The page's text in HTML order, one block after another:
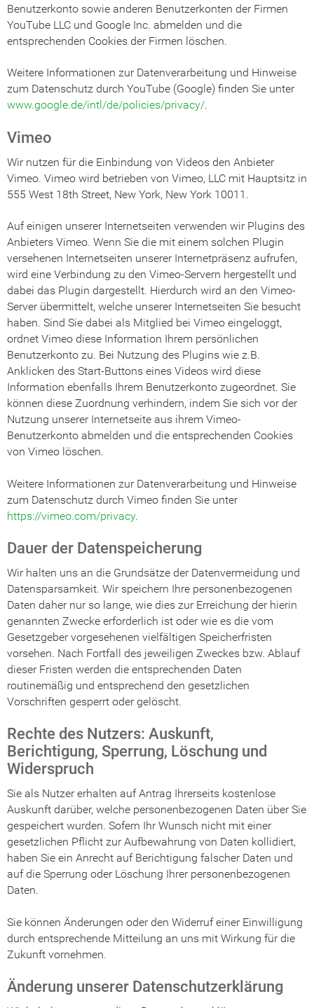
Benutzerkonto sowie anderen Benutzerkonten der Firmen
YouTube LLC und Google Inc. abmelden und die
entsprechenden Cookies der Firmen löschen.
Weitere Informationen zur Datenverarbeitung und Hinweise
zum Datenschutz durch YouTube (Google) finden Sie unter
www.google.de/intl/de/policies/privacy/.
Vimeo
Wir nutzen für die Einbindung von Videos den Anbieter
Vimeo. Vimeo wird betrieben von Vimeo, LLC mit Hauptsitz in
555 West 18th Street, New York, New York 10011.
Auf einigen unserer Internetseiten verwenden wir Plugins des
Anbieters Vimeo. Wenn Sie die mit einem solchen Plugin
versehenen Internetseiten unserer Internetpräsenz aufrufen,
wird eine Verbindung zu den Vimeo-Servern hergestellt und
dabei das Plugin dargestellt. Hierdurch wird an den Vimeo-
Server übermittelt, welche unserer Internetseiten Sie besucht
haben. Sind Sie dabei als Mitglied bei Vimeo eingeloggt,
ordnet Vimeo diese Information Ihrem persönlichen
Benutzerkonto zu. Bei Nutzung des Plugins wie z.B.
Anklicken des Start-Buttons eines Videos wird diese
Information ebenfalls Ihrem Benutzerkonto zugeordnet. Sie
können diese Zuordnung verhindern, indem Sie sich vor der
Nutzung unserer Internetseite aus ihrem Vimeo-
Benutzerkonto abmelden und die entsprechenden Cookies
von Vimeo löschen.
Weitere Informationen zur Datenverarbeitung und Hinweise
zum Datenschutz durch Vimeo finden Sie unter
https://vimeo.com/privacy.
Dauer der Datenspeicherung
Wir halten uns an die Grundsätze der Datenvermeidung und
Datensparsamkeit. Wir speichern Ihre personenbezogenen
Daten daher nur so lange, wie dies zur Erreichung der hierin
genannten Zwecke erforderlich ist oder wie es die vom
Gesetzgeber vorgesehenen vielfältigen Speicherfristen
vorsehen. Nach Fortfall des jeweiligen Zweckes bzw. Ablauf
dieser Fristen werden die entsprechenden Daten
routinemäßig und entsprechend den gesetzlichen
Vorschriften gesperrt oder gelöscht.
Rechte des Nutzers: Auskunft,
Berichtigung, Sperrung, Löschung und
Widerspruch
Sie als Nutzer erhalten auf Antrag Ihrerseits kostenlose
Auskunft darüber, welche personenbezogenen Daten über Sie
gespeichert wurden. Sofern Ihr Wunsch nicht mit einer
gesetzlichen Pflicht zur Aufbewahrung von Daten kollidiert,
haben Sie ein Anrecht auf Berichtigung falscher Daten und
auf die Sperrung oder Löschung Ihrer personenbezogenen
Daten.
Sie können Änderungen oder den Widerruf einer Einwilligung
durch entsprechende Mitteilung an uns mit Wirkung für die
Zukunft vornehmen.
Änderung unserer Datenschutzerklärung